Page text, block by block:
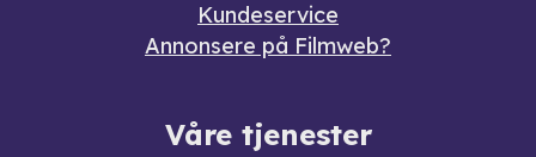
Kundeservice
Annonsere på Filmweb?
Våre tjenester